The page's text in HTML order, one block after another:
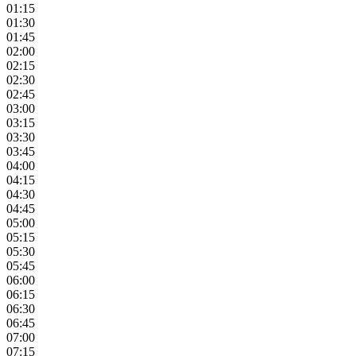
01:15
01:30
01:45
02:00
02:15
02:30
02:45
03:00
03:15
03:30
03:45
04:00
04:15
04:30
04:45
05:00
05:15
05:30
05:45
06:00
06:15
06:30
06:45
07:00
07:15